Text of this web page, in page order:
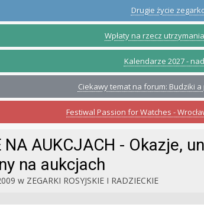
Drugie życie
Wpłaty na rzecz
Kalendarze 2027 -
Ciekawy temat na forum: Budziki
Festiwal Passion for Watches -
NA AUKCJACH - Okazje,
na aukcjach
w ZEGARKI ROSYJSKIE I RADZIECKIE